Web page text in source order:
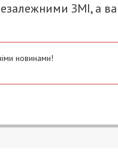
ЗМІ, а
новинами!